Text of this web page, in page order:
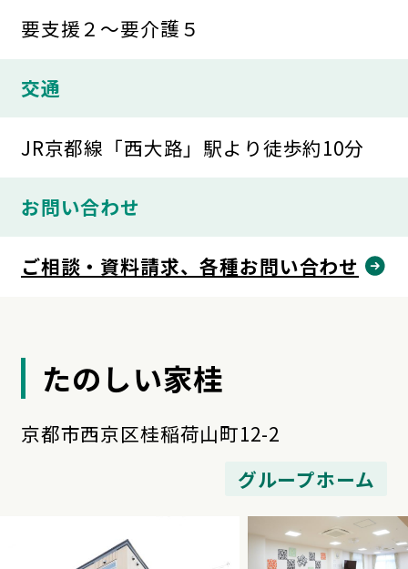
要支援２～要介護５
交通
JR京都線「西大路」駅より徒歩約10分
お問い合わせ
ご相談・資料請求、各種お問い合わせ
たのしい家桂
京都市西京区桂稲荷山町12-2
グループホーム